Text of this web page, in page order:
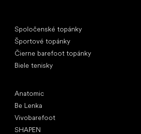
Spoločenské topánky
Športové topánky
Čierne barefoot topánky
Biele tenisky
Anatomic
Be Lenka
Vivobarefoot
SHAPEN